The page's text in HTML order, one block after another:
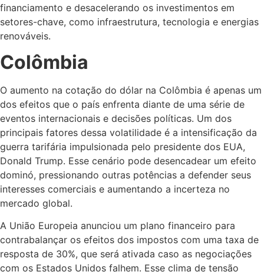
financiamento e desacelerando os investimentos em
setores-chave, como infraestrutura, tecnologia e energias
renováveis.
Colômbia
O aumento na cotação do dólar na Colômbia é apenas um
dos efeitos que o país enfrenta diante de uma série de
eventos internacionais e decisões políticas. Um dos
principais fatores dessa volatilidade é a intensificação da
guerra tarifária impulsionada pelo presidente dos EUA,
Donald Trump. Esse cenário pode desencadear um efeito
dominó, pressionando outras potências a defender seus
interesses comerciais e aumentando a incerteza no
mercado global.
A União Europeia anunciou um plano financeiro para
contrabalançar os efeitos dos impostos com uma taxa de
resposta de 30%, que será ativada caso as negociações
com os Estados Unidos falhem. Esse clima de tensão